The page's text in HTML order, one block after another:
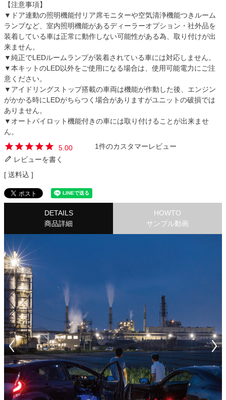
【注意事項】
▼ドア連動の照明機能付リア席モニターや空気清浄機能つきルーム
ランプなど、室内照明機能があるディーラーオプション・社外品を
装着している車は正常に動作しない可能性がある為、取り付けが出
来ません。
▼純正でLEDルームランプが装着されている車には対応しません。
▼本キットのLED以外をご使用になる場合は、使用可能電力にご注
意ください。
▼アイドリングストップ搭載の車両は機能が作動した後、エンジン
がかかる時にLEDがちらつく場合がありますがユニットの破損では
ありません。
▼オートパイロット機能付きの車には取り付けることが出来ませ
ん。
5.00
1
レビューを書く
送料込
DETAILS
商品詳細
HOWTO
サンプル動画